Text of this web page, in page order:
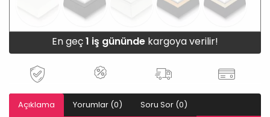
En geç1 iş gününde kargoya verilir!
Açıklama Yorumlar (0) Soru Sor (0)